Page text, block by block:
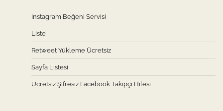
Instagram Beğeni Servisi
Liste
Retweet Yükleme Ücretsiz
Sayfa Listesi
Ücretsiz Şifresiz Facebook Takipçi Hilesi